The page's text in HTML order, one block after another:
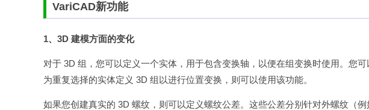
VariCAD新功能
1、3D 建模方面的变化
对于 3D 组，您可以定义一个实体，用于包含变换轴，以便在组变换时使用。您
为重复选择的实体定义 3D 组以进行位置变换，则可以使用该功能。
如果您创建真实的 3D 螺纹，则可以定义螺纹公差。这些公差分别针对外螺纹（